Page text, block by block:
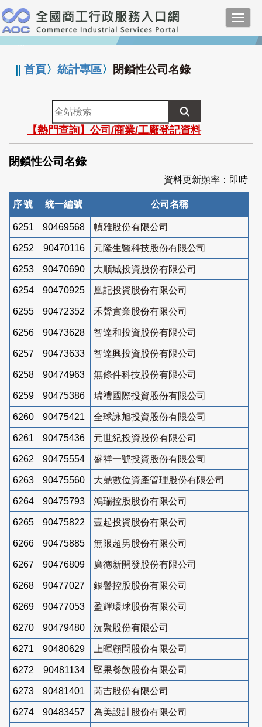
跳
到
主
要
:::
||首頁〉統計專區〉 閉鎖性公司名錄
全
站
檢
索
【熱門查詢】公司/商業/工廠登記資料
閉鎖性公司名錄
資料更新頻率：即時
序號 統一編號 公司名稱
6251 90469568 幀雅股份有限公司
6252 90470116 元隆生醫科技股份有限公司
6253 90470690 大順城投資股份有限公司
6254 90470925 凰記投資股份有限公司
6255 90472352 禾聲實業股份有限公司
6256 90473628 智達和投資股份有限公司
6257 90473633 智達興投資股份有限公司
6258 90474963 無條件科技股份有限公司
6259 90475386 瑞禮國際投資股份有限公司
6260 90475421 全球詠旭投資股份有限公司
6261 90475436 元世紀投資股份有限公司
6262 90475554 盛祥一號投資股份有限公司
6263 90475560 大鼎數位資產管理股份有限公司
6264 90475793 鴻瑞控股股份有限公司
6265 90475822 壹起投資股份有限公司
6266 90475885 無限超男股份有限公司
6267 90476809 廣德新開發股份有限公司
6268 90477027 銀譽控股股份有限公司
6269 90477053 盈輝環球股份有限公司
6270 90479480 沅聚股份有限公司
6271 90480629 上暉顧問股份有限公司
6272 90481134 堅果餐飲股份有限公司
6273 90481401 芮吉股份有限公司
6274 90483457 為美設計股份有限公司